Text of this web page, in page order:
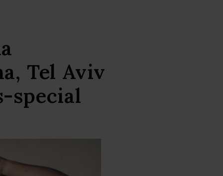
Tel Aviv
special